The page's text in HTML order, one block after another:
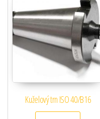
Kuželový trn ISO 40/B16